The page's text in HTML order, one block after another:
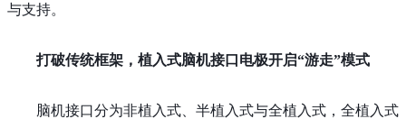
与支持。
打破传统框架，植入式脑机接口电极开启“游走”模式
脑机接口分为非植入式、半植入式与全植入式，全植入式